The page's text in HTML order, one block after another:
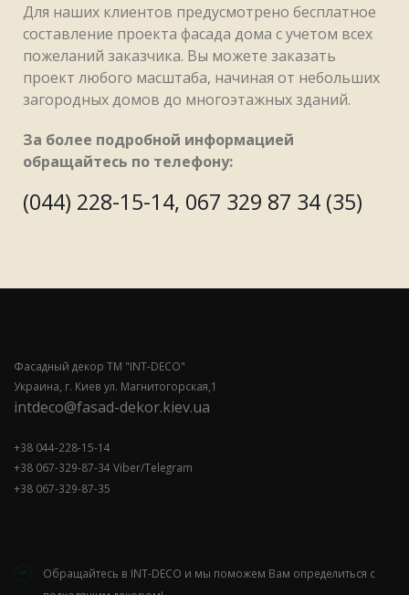
Для наших клиентов предусмотрено бесплатное
составление проекта фасада дома с учетом всех
пожеланий заказчика. Вы можете заказать
проект любого масштаба, начиная от небольших
загородных домов до многоэтажных зданий.
За более подробной информацией
обращайтесь по телефону:
(044) 228-15-14, 067 329 87 34 (35)
Фасадный декор ТМ "INT-DECO"
Украина, г. Киев ул. Магнитогорская,1
intdeco@fasad-dekor.kiev.ua
+38 044-228-15-14
+38 067-329-87-34 Viber/Telegram
+38 067-329-87-35
Обращайтесь в INT-DECO и мы поможем Вам определиться с